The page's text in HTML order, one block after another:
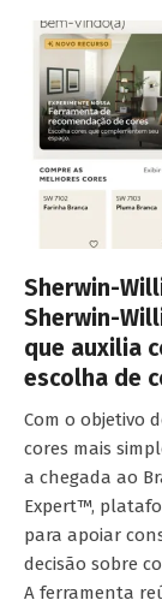
Sherwin-
Sherwin-
que auxilia
escolha de
Com o objetivo
cores mais
a chegada ao
Expert™,
para apoiar
decisão sobre
A ferramenta